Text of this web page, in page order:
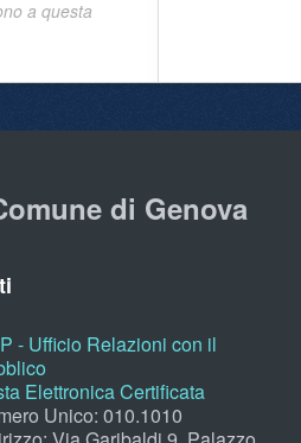
a questa
di Genova
- Ufficio Relazioni con il
Elettronica Certificata
Unico: 010.1010